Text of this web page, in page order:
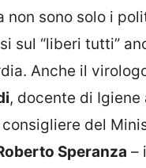
non sono solo i
sul “liberi tutti”
Anche il
, docente di
del
Speranza –